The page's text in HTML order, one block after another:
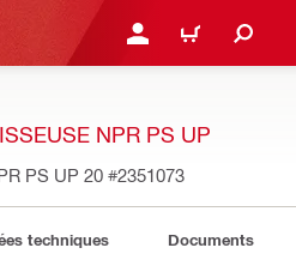
SE CONNECTER OU
PANIER
NPR PS UP
PS UP 20 #2351073
techniques Documents